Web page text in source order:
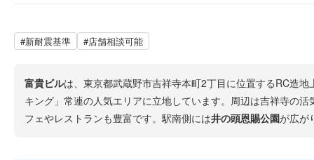
#新耐震基準 #店舗相談可能
富貴ビルは、東京都武蔵野市吉祥寺本町2丁目に位置するRC造
キング」常連の人気エリアに立地しています。周辺は吉祥寺の活
フェやレストランも豊富です。駅南側には井の頭恩賜公園が広が